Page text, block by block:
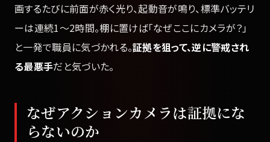
画するたびに前面が赤く光り、起動音が鳴り、標準バッテリ
ーは連続1〜2時間。棚に置けば「なぜここにカメラが？」
と一発で職員に気づかれる。証拠を狙って、逆に警戒され
る最悪手だと気づいた。
なぜアクションカメラは証拠にな
らないのか